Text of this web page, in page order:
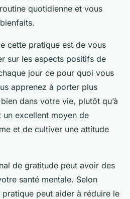
quotidienne et vous
cette pratique est de vous
sur les aspects positifs de
jour ce pour quoi vous
apprenez à porter plus
dans votre vie, plutôt qu’à
un excellent moyen de
et de cultiver une attitude
de gratitude peut avoir des
santé mentale. Selon
peut aider à réduire le